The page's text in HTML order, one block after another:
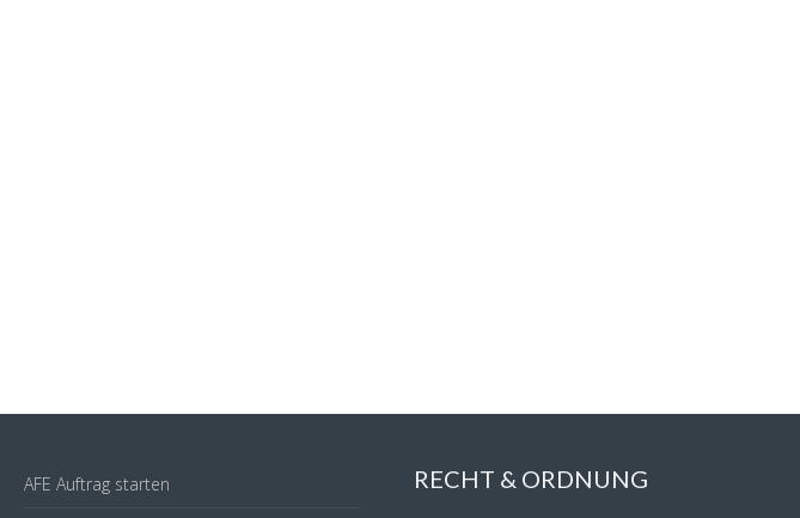
AFE Auftrag starten RECHT & ORDNUNG